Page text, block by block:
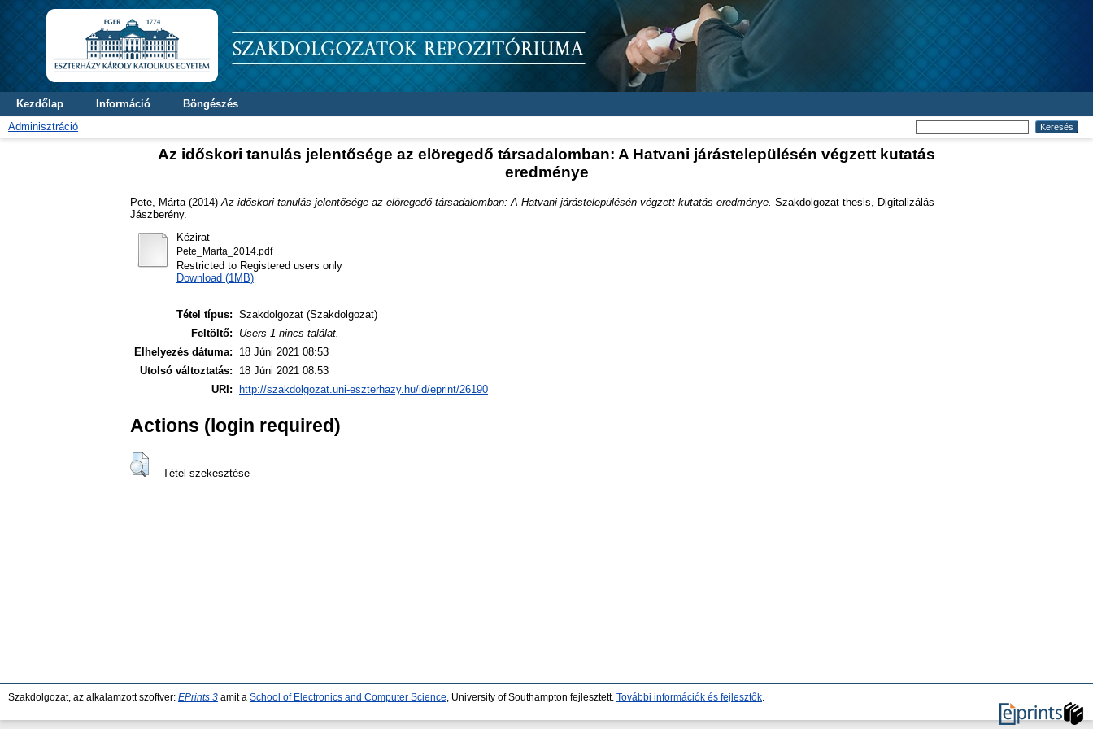
Kezdőlap Információ
Böngészés
Adminisztráció
Az időskori tanulás jelentősége az elöregedő társadalomban: A Hatvani járástelepülésén végzett kutatás
eredménye
Pete, Márta (2014) Az időskori tanulás jelentősége az elöregedő társadalomban: A Hatvani járástelepülésén végzett kutatás eredménye. Szakdolgozat thesis, Digitalizálás
Jászberény.
Kézirat
Pete_Marta_2014.pdf
Restricted to Registered users only
Download (1MB)
Tétel típus: Szakdolgozat (Szakdolgozat)
Feltöltő:
Users 1 nincs találat.
Elhelyezés dátuma:
18 Júni 2021 08:53
Utolsó változtatás:
18 Júni 2021 08:53
URI:
http://szakdolgozat.uni-eszterhazy.hu/id/eprint/26190
Actions (login required)
Tétel szekesztése
Szakdolgozat, az alkalamzott szoftver: EPrints 3 amit a School of Electronics and Computer Science , University of Southampton fejlesztett. További információk és fejlesztők